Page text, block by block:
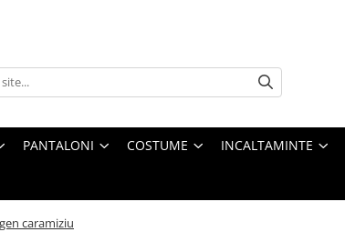
PANTALONI COSTUME INCALTAMINTE
caramiziu